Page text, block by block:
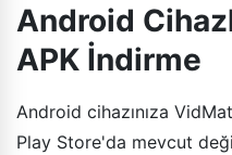
Android
APK İndirme
Android cihazınıza
Play Store'da mevcut